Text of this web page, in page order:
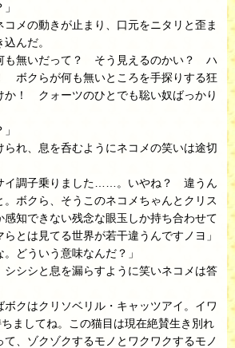
コメの動きが止まり、口元をニタリと歪ま
んだ。
も無いだって？ そう見えるのかい？ ハ
ボクらが何も無いところを手探りする狂
か！ クォーツのひとでも聡い奴ばっかり
れ、息を呑むようにネコメの笑いは途切
イ調子乗りました……。いやね？ 違うん
。ボクら、そうこのネコメちゃんとクリス
知できない残念な眼玉しか持ち合わせて
とは見てる世界が若干違うんですノヨ」
どういう意味なんだ？」
シシシと息を漏らすように笑いネコメは答
ボクはクリソベリル・キャッツアイ。イワ
ましてね。この猫目は現在絶賛生き別れ
、ゾクゾクするモノとワクワクするモノ